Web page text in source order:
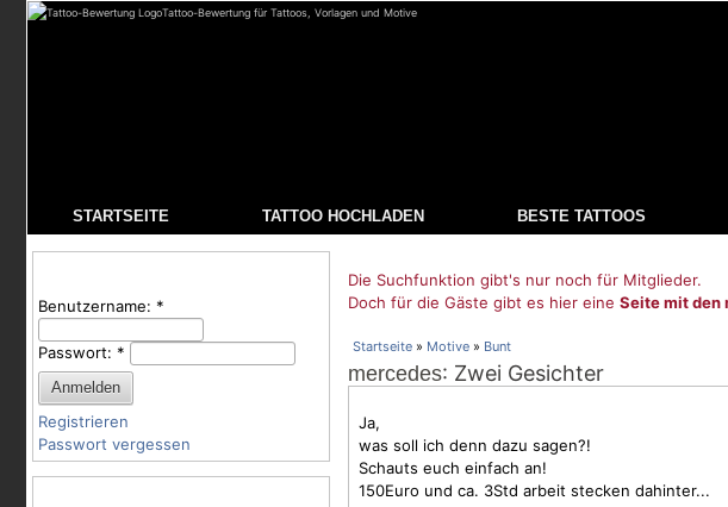
Tattoo-Bewertung für Tattoos, Vorlagen und Motive
STARTSEITE TATTOO HOCHLADEN BESTE TATTOOS
Benutzername: *
Passwort: *
Registrieren
Passwort vergessen
Die Suchfunktion gibt's nur noch für Mitglieder.
Doch für die Gäste gibt es hier eine Seite mit den
Startseite » Motive » Bunt
mercedes: Zwei Gesichter
Ja,
was soll ich denn dazu sagen?!
Schauts euch einfach an!
150Euro und ca. 3Std arbeit stecken dahinter...